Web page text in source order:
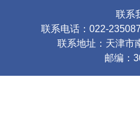
联系
联系电话：022-
联系地址：天津市
邮编：